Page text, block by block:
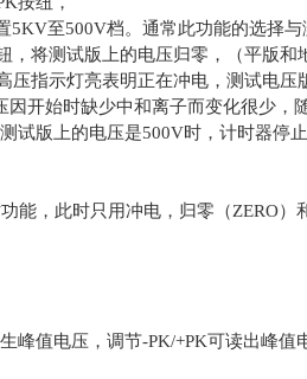
5KV至500V档。通常此功能的选择
，将测试版上的电压归零，（平版和
压指示灯亮表明正在冲电，测试电压
因开始时缺少中和离子而变化很少
试版上的电压是500V时，计时器停止
能，此时只用冲电，归零（ZERO）
峰值电压，调节-PK/+PK可读出峰值